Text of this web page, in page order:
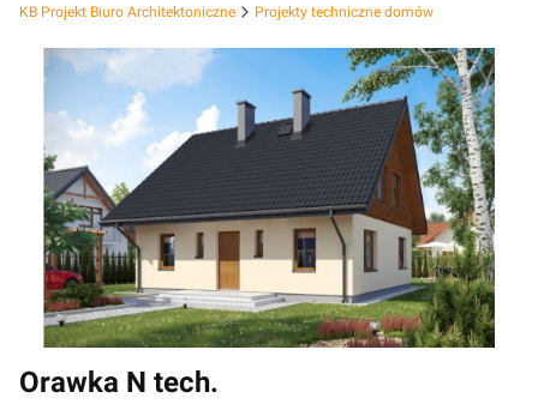
KB Projekt Biuro Architektoniczne Projekty techniczne domów
Orawka N tech.